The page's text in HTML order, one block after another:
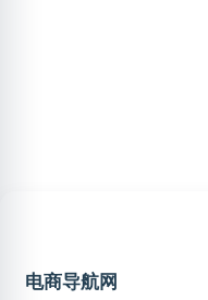
电商导航网